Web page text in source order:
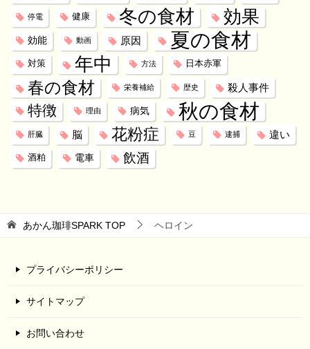
停電 健康 冬の食材 効果
効能 動画 原因 夏の食材
対策 年中 方法 日本赤軍
春の食材 栄養補給 歴史 殺人事件
特徴 理由 病気 秋の食材
肝臓 脳 花粉症 豆 逮捕 違い
酒粕 電車 飲酒
あかん珈琲SPARK TOP ヘロイン
プライバシーポリシー
サイトマップ
お問い合わせ